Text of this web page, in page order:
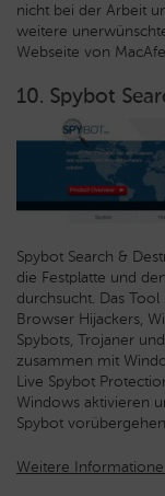
nicht bei der Arbeit
weitere
Webseite von
10. Spybot
Spybot Search &
die Festplatte und
durchsucht. Das
Browser Hijackers,
Spybots, Trojaner
zusammen mit
Live Spybot
Windows aktivieren
Spybot
Weitere